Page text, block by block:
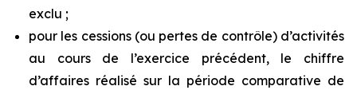
exclu ;
pour les cessions (ou pertes de contrôle) d’activités
au cours de l’exercice précédent, le chiffre
d’affaires réalisé sur la période comparative de